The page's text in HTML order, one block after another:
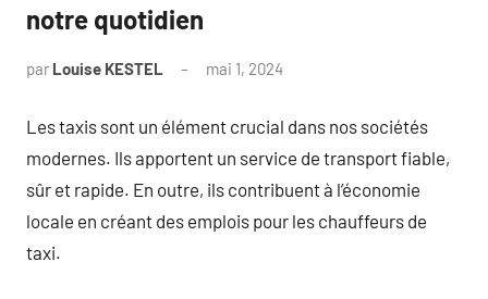
notre quotidien
par Louise KESTEL mai 1, 2024
Les taxis sont un élément crucial dans nos sociétés
modernes. Ils apportent un service de transport fiable,
sûr et rapide. En outre, ils contribuent à l’économie
locale en créant des emplois pour les chauffeurs de
taxi.